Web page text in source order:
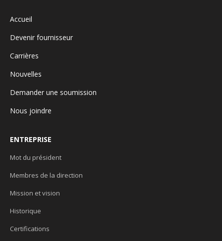
Accueil
Devenir fournisseur
Carrières
Nouvelles
Demander une soumission
Nous joindre
ENTREPRISE
Mot du président
Membres de la direction
Mission et vision
Historique
Certifications